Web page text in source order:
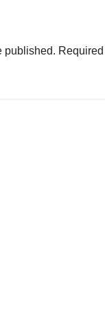
published.